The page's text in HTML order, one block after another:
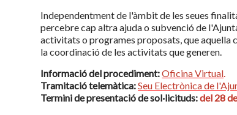
Independentment de l'àmbit de les seues
percebre cap altra ajuda o subvenció de
activitats o programes proposats, que aquella
la coordinació de les activitats que generen.
Informació del procediment:Oficina Virtual.
Tramitació telemàtica:Seu Electrònica de
Termini de presentació de sol·licituds:del 28